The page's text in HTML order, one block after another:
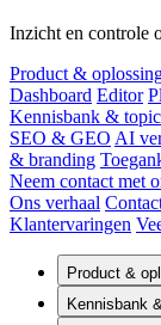
Inzicht en controle
Product &
Dashboard Editor
Kennisbank &
SEO & GEO AI
& branding
Neem contact met
Ons verhaal
Klantervaringen
Product &
Kennisbank